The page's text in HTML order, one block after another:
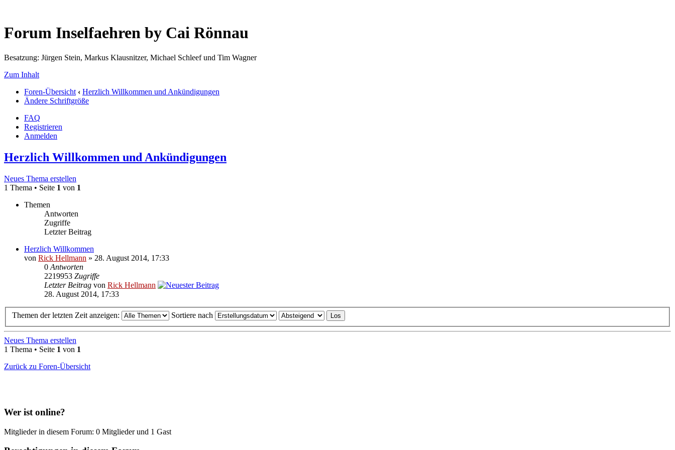
Forum Inselfaehren by Cai Rönnau
Besatzung: Jürgen Stein, Markus Klausnitzer, Michael Schleef und Tim Wagner
Zum Inhalt
Foren-Übersicht ‹ Herzlich Willkommen und Ankündigungen
Ändere Schriftgröße
FAQ
Registrieren
Anmelden
Herzlich Willkommen und Ankündigungen
Neues Thema erstellen
1 Thema • Seite 1 von 1
Themen
Antworten
Zugriffe
Letzter Beitrag
Herzlich Willkommen
von Rick Hellmann » 28. August 2014, 17:33
0 Antworten
2219953 Zugriffe
Letzter Beitrag von Rick Hellmann
28. August 2014, 17:33
Themen der letzten Zeit anzeigen: Sortiere nach
Neues Thema erstellen
1 Thema • Seite 1 von 1
Zurück zu Foren-Übersicht
Wer ist online?
Mitglieder in diesem Forum: 0 Mitglieder und 1 Gast